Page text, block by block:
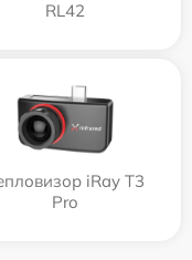
RL42
iRay T3
Pro